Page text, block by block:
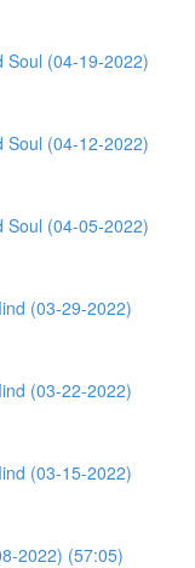
Soul (04-19-2022)
Soul (04-12-2022)
Soul (04-05-2022)
(03-29-2022)
(03-22-2022)
(03-15-2022)
2022) (57:05)